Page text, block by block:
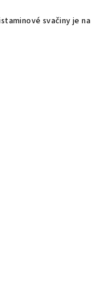
svačiny je na